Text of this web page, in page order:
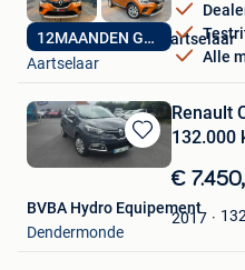
12MAANDEN GARANTIE
Alle
Quality Car Center Aartselaar
Aartselaar
Bewaren
in
Favorieten
Renault
132.000
€
2017
BVBA Hydro Equipement
Dendermonde